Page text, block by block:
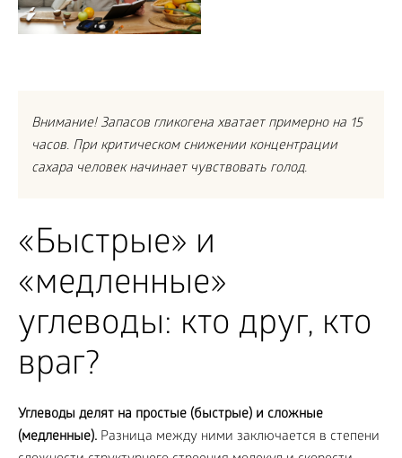
Внимание! Запасов гликогена хватает примерно на 15
часов. При критическом снижении концентрации
сахара человек начинает чувствовать голод.
«Быстрые» и
«медленные»
углеводы: кто друг, кто
враг?
Углеводы делят на простые (быстрые) и сложные
(медленные). Разница между ними заключается в степени